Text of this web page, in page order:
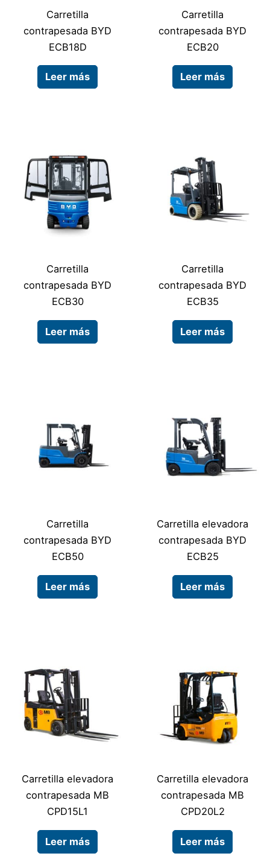
Carretilla
contrapesada BYD
ECB18D
Leer más
Carretilla
contrapesada BYD
ECB20
Leer más
Carretilla
contrapesada BYD
ECB30
Leer más
Carretilla
contrapesada BYD
ECB35
Leer más
Carretilla
contrapesada BYD
ECB50
Leer más
Carretilla elevadora
contrapesada BYD
ECB25
Leer más
Carretilla elevadora
contrapesada MB
CPD15L1
Leer más
Carretilla elevadora
contrapesada MB
CPD20L2
Leer más